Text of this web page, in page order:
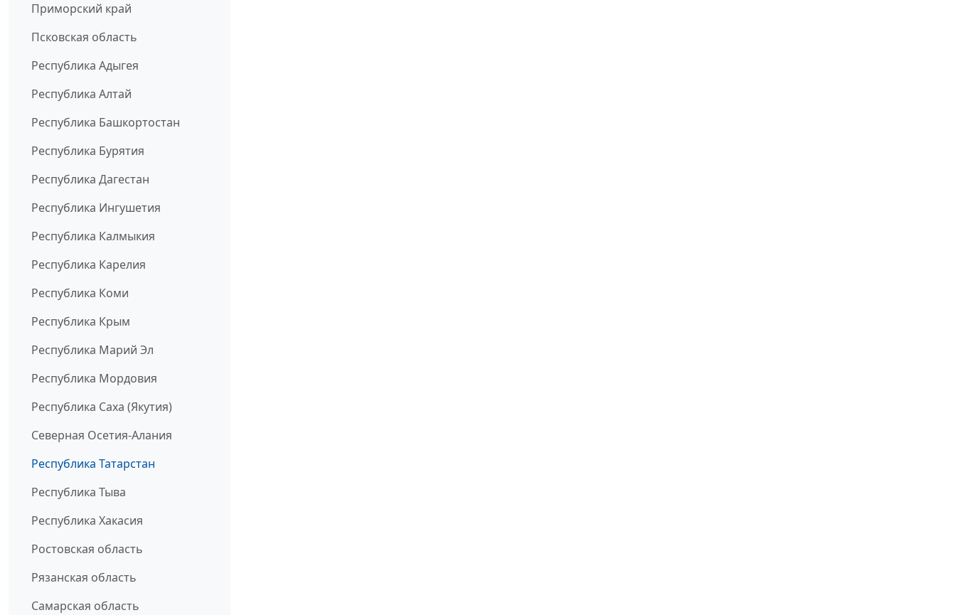
Приморский край
Псковская область
Республика Адыгея
Республика Алтай
Республика Башкортостан
Республика Бурятия
Республика Дагестан
Республика Ингушетия
Республика Калмыкия
Республика Карелия
Республика Коми
Республика Крым
Республика Марий Эл
Республика Мордовия
Республика Саха (Якутия)
Северная Осетия-Алания
Республика Татарстан
Республика Тыва
Республика Хакасия
Ростовская область
Рязанская область
Самарская область